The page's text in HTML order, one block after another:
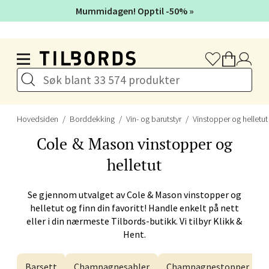
Hovedsiden Borddekking Vin- og barutstyr Vinstopper og helletut
Cole & Mason vinstopper og
helletut
Se gjennom utvalget avCole & Mason vinstopper og
helletut og finn din favoritt! Handle enkelt på nett
eller i din nærmeste Tilbords-butikk. Vi tilbyr Klikk &
Hent.
Barsett Champagnesabler Champagnestopper
Mummidagen! Opptil -50% »
Bergen - Galleriet
Torgalmenningen 8, 5014 Bergen
Velg
Gjøvik - CC Gjøvik
Jernbanesvingen 6, 2821 Gjøvik